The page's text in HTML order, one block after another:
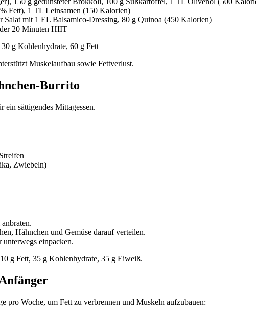
Fett), 1 TL Leinsamen (150 Kalorien)
Salat mit 1 EL Balsamico-Dressing, 80 g Quinoa (450 Kalorien)
20 Minuten HIIT
g Kohlenhydrate, 60 g Fett
Muskelaufbau sowie Fettverlust.
Burrito
ein sättigendes Mittagessen.
Zwiebeln)
Hähnchen und Gemüse darauf verteilen.
einpacken.
g Fett, 35 g Kohlenhydrate, 35 g Eiweiß.
pro Woche, um Fett zu verbrennen und Muskeln aufzubauen: